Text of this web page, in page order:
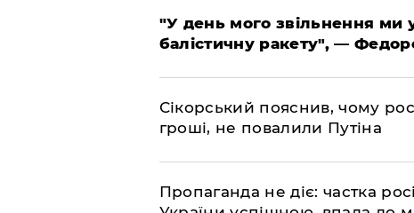
​"У день мого звільнення ми
балістичну ракету", —
​Сікорський пояснив, чому
гроші, не повалили Путіна
​Пропаганда не діє: частка